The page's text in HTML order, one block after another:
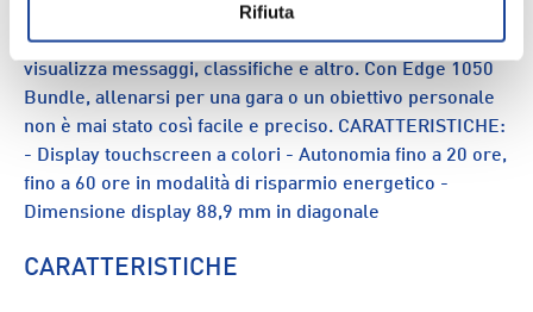
Rifiuta
più impegnative e fino a 60 ore in modalità di risparmio
energetico. Ricevi avvisi per i pericoli stradali e
visualizza messaggi, classifiche e altro. Con Edge 1050
Bundle, allenarsi per una gara o un obiettivo personale
non è mai stato così facile e preciso. CARATTERISTICHE:
- Display touchscreen a colori - Autonomia fino a 20 ore,
fino a 60 ore in modalità di risparmio energetico -
Dimensione display 88,9 mm in diagonale
CARATTERISTICHE